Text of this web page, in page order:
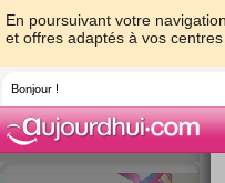
En poursuivant votre
et offres adaptés à vos centres
Bonjour !